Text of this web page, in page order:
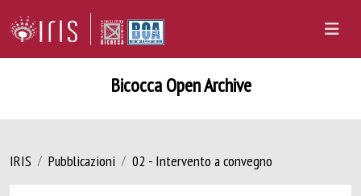
Bicocca Open Archive
IRIS Pubblicazioni 02 - Intervento a convegno